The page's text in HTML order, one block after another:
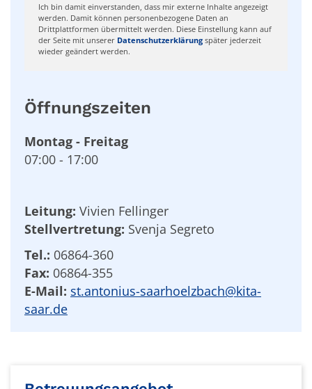
Ich bin damit einverstanden, dass mir externe Inhalte angezeigt
werden. Damit können personenbezogene Daten an
Drittplattformen übermittelt werden. Diese Einstellung kann auf
der Seite mit unserer Datenschutzerklärung später jederzeit
wieder geändert werden.
Öffnungszeiten
Montag - Freitag
07:00 - 17:00
Leitung: Vivien Fellinger
Stellvertretung: Svenja Segreto
Tel.: 06864-360
Fax: 06864-355
E-Mail: st.antonius-saarhoelzbach@kita-
saar.de